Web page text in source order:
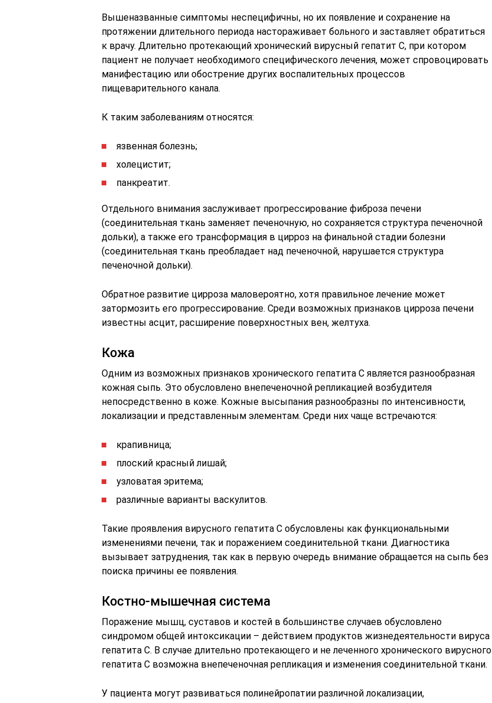
Вышеназванные симптомы неспецифичны, но их появление и сохранение на
протяжении длительного периода настораживает больного и заставляет обратиться
к врачу. Длительно протекающий хронический вирусный гепатит С, при котором
пациент не получает необходимого специфического лечения, может спровоцировать
манифестацию или обострение других воспалительных процессов
пищеварительного канала.
К таким заболеваниям относятся:
язвенная болезнь;
холецистит;
панкреатит.
Отдельного внимания заслуживает прогрессирование фиброза печени
(соединительная ткань заменяет печеночную, но сохраняется структура печеночной
дольки), а также его трансформация в цирроз на финальной стадии болезни
(соединительная ткань преобладает над печеночной, нарушается структура
печеночной дольки).
Обратное развитие цирроза маловероятно, хотя правильное лечение может
затормозить его прогрессирование. Среди возможных признаков цирроза печени
известны асцит, расширение поверхностных вен, желтуха.
Кожа
Одним из возможных признаков хронического гепатита С является разнообразная
кожная сыпь. Это обусловлено внепеченочной репликацией возбудителя
непосредственно в коже. Кожные высыпания разнообразны по интенсивности,
локализации и представленным элементам. Среди них чаще встречаются:
крапивница;
плоский красный лишай;
узловатая эритема;
различные варианты васкулитов.
Такие проявления вирусного гепатита С обусловлены как функциональными
изменениями печени, так и поражением соединительной ткани. Диагностика
вызывает затруднения, так как в первую очередь внимание обращается на сыпь без
поиска причины ее появления.
Костно-мышечная система
Поражение мышц, суставов и костей в большинстве случаев обусловлено
синдромом общей интоксикации – действием продуктов жизнедеятельности вируса
гепатита С. В случае длительно протекающего и не леченного хронического вирусного
гепатита С возможна внепеченочная репликация и изменения соединительной ткани.
У пациента могут развиваться полинейропатии различной локализации,